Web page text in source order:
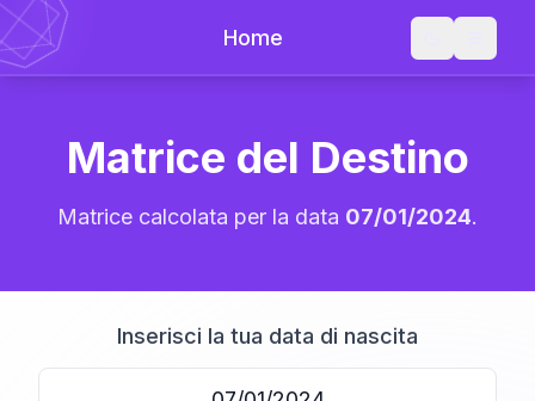
Home
Matrice del Destino
Matrice calcolata per la data 07/01/2024.
Inserisci la tua data di nascita